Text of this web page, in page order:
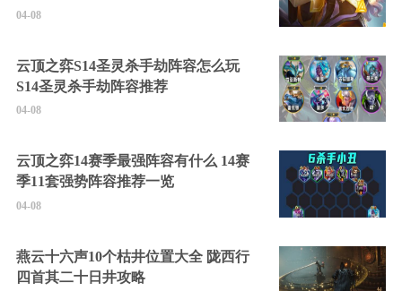
04-08
云顶之弈S14圣灵杀手劫阵容怎么玩
S14圣灵杀手劫阵容推荐
04-08
云顶之弈14赛季最强阵容有什么 14赛
季11套强势阵容推荐一览
04-08
燕云十六声10个枯井位置大全 陇西行
四首其二十日井攻略